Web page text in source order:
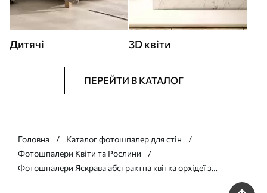
Дитячі 3D квіти
ПЕРЕЙТИ В КАТАЛОГ
Головна
Каталог фотошпалер для стін
Фотошпалери Квіти та Рослини
Фотошпалери Яскрава абстрактна квітка орхідеї з
насиченими кольорами та динамічними формами у стилі